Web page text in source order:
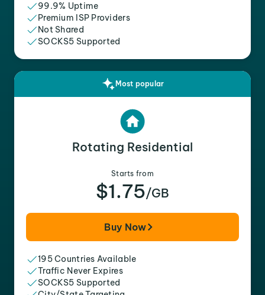
99.9% Uptime
Premium ISP Providers
Not Shared
SOCKS5 Supported
Most popular
Rotating Residential
Starts from
$1.75/GB
Buy Now
195 Countries Available
Traffic Never Expires
SOCKS5 Supported